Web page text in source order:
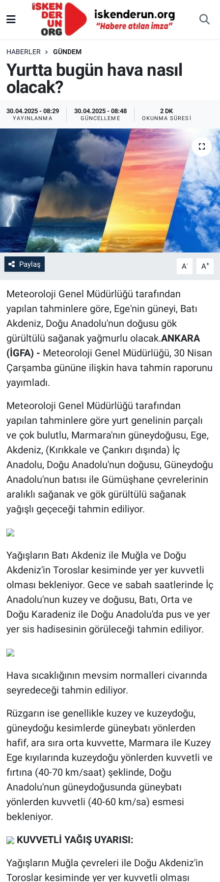
HABERLER GÜNDEM
Yurtta bugün hava nasıl
olacak?
30.04.2025 - 08:29
YAYINLANMA
30.04.2025 - 08:48
GÜNCELLEME
2 DK
OKUNMA SÜRESI
Paylaş A- A+
Meteoroloji Genel Müdürlüğü tarafından
yapılan tahminlere göre, Ege'nin güneyi, Batı
Akdeniz, Doğu Anadolu'nun doğusu gök
gürültülü sağanak yağmurlu olacak.ANKARA
(İGFA) - Meteoroloji Genel Müdürlüğü, 30 Nisan
Çarşamba gününe ilişkin hava tahmin raporunu
yayımladı.
Meteoroloji Genel Müdürlüğü tarafından
yapılan tahminlere göre yurt genelinin parçalı
ve çok bulutlu, Marmara'nın güneydoğusu, Ege,
Akdeniz, (Kırıkkale ve Çankırı dışında) İç
Anadolu, Doğu Anadolu'nun doğusu, Güneydoğu
Anadolu'nun batısı ile Gümüşhane çevrelerinin
aralıklı sağanak ve gök gürültülü sağanak
yağışlı geçeceği tahmin ediliyor.
Yağışların Batı Akdeniz ile Muğla ve Doğu
Akdeniz'in Toroslar kesiminde yer yer kuvvetli
olması bekleniyor. Gece ve sabah saatlerinde İç
Anadolu'nun kuzey ve doğusu, Batı, Orta ve
Doğu Karadeniz ile Doğu Anadolu'da pus ve yer
yer sis hadisesinin görüleceği tahmin ediliyor.
Hava sıcaklığının mevsim normalleri civarında
seyredeceği tahmin ediliyor.
Rüzgarın ise genellikle kuzey ve kuzeydoğu,
güneydoğu kesimlerde güneybatı yönlerden
hafif, ara sıra orta kuvvette, Marmara ile Kuzey
Ege kıyılarında kuzeydoğu yönlerden kuvvetli ve
fırtına (40-70 km/saat) şeklinde, Doğu
Anadolu'nun güneydoğusunda güneybatı
yönlerden kuvvetli (40-60 km/sa) esmesi
bekleniyor.
KUVVETLİ YAĞIŞ UYARISI:
Yağışların Muğla çevreleri ile Doğu Akdeniz'in
Toroslar kesiminde yer yer kuvvetli olması